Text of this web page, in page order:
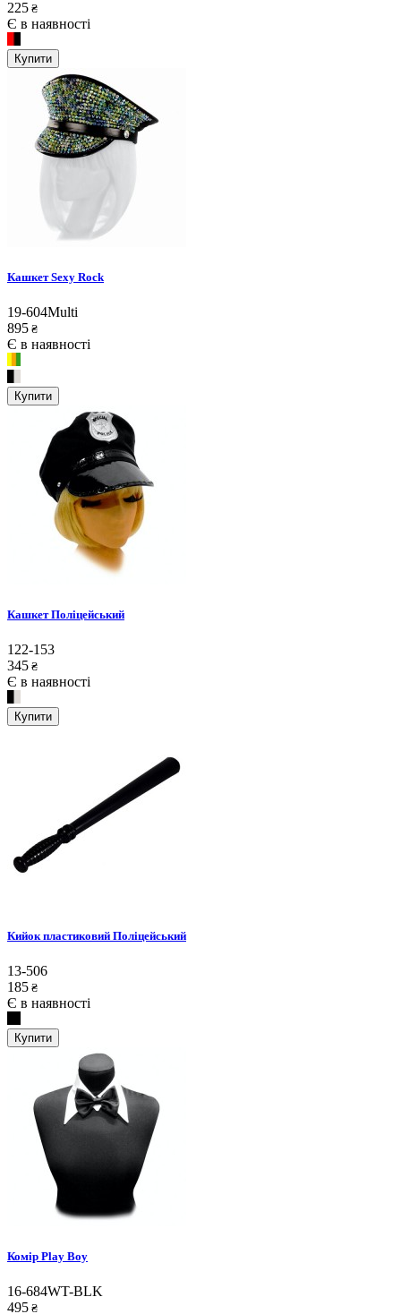
225 ₴
Є в наявності
Купити
Кашкет Sexy Rock
19-604Multi
895 ₴
Є в наявності
Купити
Кашкет Поліцейський
122-153
345 ₴
Є в наявності
Купити
Кийок пластиковий Поліцейський
13-506
185 ₴
Є в наявності
Купити
Комір Play Boy
16-684WT-BLK
495 ₴